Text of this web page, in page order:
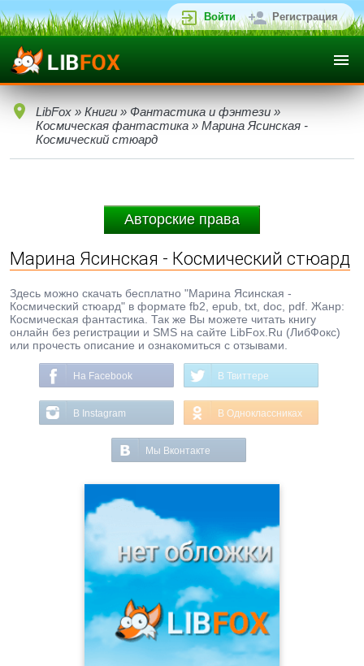
Войти Регистрация
LibFox » Книги » Фантастика и фэнтези »
Космическая фантастика » Марина Ясинская -
Космический стюард
Авторские права
Марина Ясинская - Космический стюард
Здесь можно скачать бесплатно "Марина Ясинская -
Космический стюард" в формате fb2, epub, txt, doc, pdf. Жанр:
Космическая фантастика. Так же Вы можете читать книгу
онлайн без регистрации и SMS на сайте LibFox.Ru (ЛибФокс)
или прочесть описание и ознакомиться с отзывами.
На Facebook В Твиттере
В Instagram В Одноклассниках
Мы Вконтакте